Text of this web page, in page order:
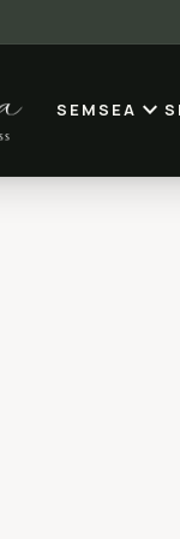
SEMSEA expand_more